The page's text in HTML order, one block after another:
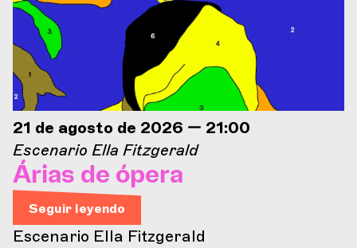
21 de agosto de 2026 — 21:00
Escenario Ella Fitzgerald
Árias de ópera
Seguir leyendo
Escenario Ella Fitzgerald